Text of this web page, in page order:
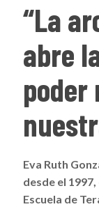
“La
abre
poder
Eva Ruth
desde el
Escuela de